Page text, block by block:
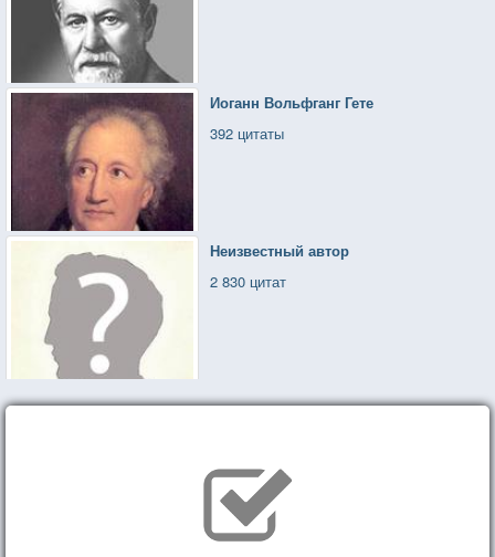
Иоганн Вольфганг Гете
392 цитаты
Неизвестный автор
2 830 цитат